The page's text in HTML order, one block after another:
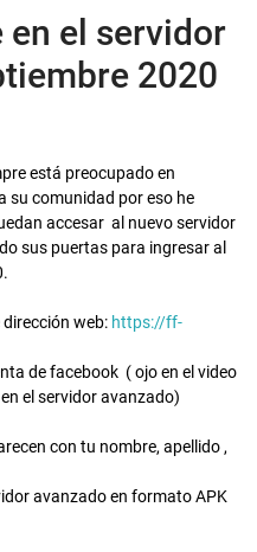
en el servidor
2020
está preocupado en
su comunidad por eso he
accesar al nuevo servidor
sus puertas para ingresar al
web: https://ff-
de facebook ( ojo en el video
el servidor avanzado)
con tu nombre, apellido ,
avanzado en formato APK